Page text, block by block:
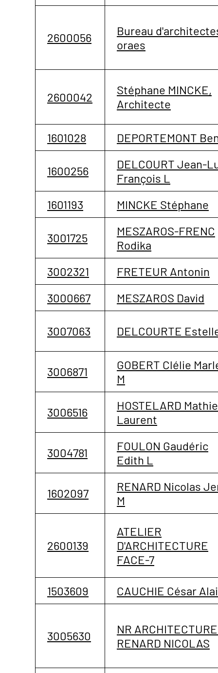
2600056
Bureau
oraes
2600042
Stéphane MINCKE,
Architecte
1601028 DEPORTEMONT
1600256
DELCOURT Jean-
François L
1601193
MINCKE Stéphane
3001725
MESZAROS-FRENC
Rodika
3002321
FRETEUR Antonin
3000667
MESZAROS David
3007063 DELCOURTE
3006871
GOBERT Clélie
M
3006516
HOSTELARD
Laurent
3004781
FOULON Gaudéric
Edith L
1602097
RENARD Nicolas
M
2600139
ATELIER
D'ARCHITECTURE
FACE-7
1503609 CAUCHIE César
3005630
NR
RENARD NICOLAS